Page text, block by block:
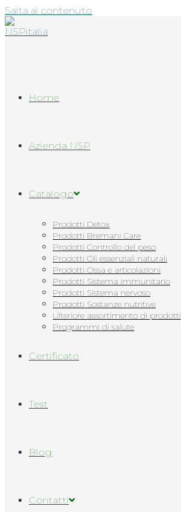
Salta al contenuto
Home
Azienda NSP
Catalogo
Prodotti Detox
Prodotti Bremani Care
Prodotti Controllo del peso
Prodotti Oli essenziali naturali
Prodotti Ossa e articolazioni
Prodotti Sistema immunitario
Prodotti Sistema nervoso
Prodotti Sostanze nutritive
Ulteriore assortimento di prodotti
Programmi di salute
Сertificato
Test
Blog
Contatti